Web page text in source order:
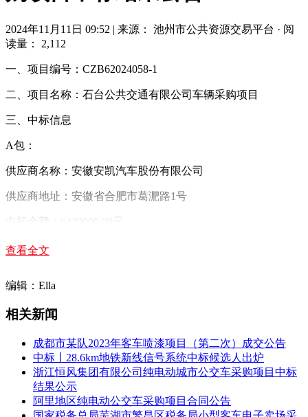
2024年11月11日 09:52 | 来源： 池州市公共资源交易平台 · 阅
读量： 2,112
一、项目编号：CZB62024058-1
二、项目名称：石台公共交通有限公司车辆采购项目
三、中标信息
A包：
供应商名称：安徽安凯汽车股份有限公司
供应商地址：安徽省合肥市葛淝路1号
中标金额：6420000.00元
B包：
中标金额：2996000.00元
四、主要标的信息
货物类
名称：A包：石台公交6米级有站立区普通版纯电
查看全文
编辑：Ella
相关新闻
成都市某队2023年客车喷漆项目（第二次）成交公告
中标丨28.6km地铁新线信号系统中标候选人出炉
浙江恒风集团有限公司纯电动城市公交车采购项目中标
结果公示
阿里地区纯电动公交车采购项目合同公告